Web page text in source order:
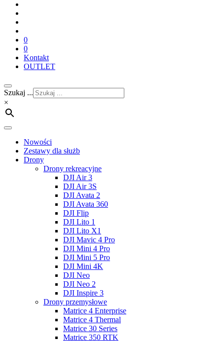
0
0
Kontakt
OUTLET
Szukaj ...
×
Nowości
Zestawy dla służb
Drony
Drony rekreacyjne
DJI Air 3
DJI Air 3S
DJI Avata 2
DJI Avata 360
DJI Flip
DJI Lito 1
DJI Lito X1
DJI Mavic 4 Pro
DJI Mini 4 Pro
DJI Mini 5 Pro
DJI Mini 4K
DJI Neo
DJI Neo 2
DJI Inspire 3
Drony przemysłowe
Matrice 4 Enterprise
Matrice 4 Thermal
Matrice 30 Series
Matrice 350 RTK